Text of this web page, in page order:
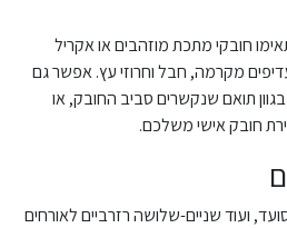
חובקי מתכת מוזהבים או אקריל
מקרמה, חבל וחרוזי עץ. אפשר גם
בגוון תואם שנקשרים סביב החובק, או
חובק אישי משלכם.
ועוד שניים-שלושה רזרביים לאורחים